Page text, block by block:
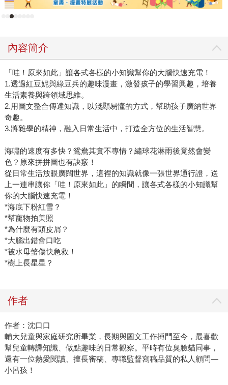
內容簡介
「哇！原來如此」讓各式各樣的小知識幫你的大腦快速充電！
1.透過紅豆妮與綠豆兵的趣味漫畫，激發孩子的學習興趣，培養
生活素養與跨領域思維。
2.用圖文整合傳達知識，以淺顯易懂的方式，幫助孩子廣納世界
奇趣。
3.將雜學的精神，融入日常生活中，打造全方位的生活智慧。
海嘯的速度有多快？鴛鴦其實不專情？繡球花淋雨後竟然會變
色？原來拼拼圖也有訣竅！
從日常生活放眼廣闊世界，這裡的知識就像一張世界通行證，送
上一連串讓你「哇！原來如此」的瞬間，讓各式各樣的小知識幫
你的大腦快速充電！
*海底下粉紅雪？
*幫寵物拍美照
*為什麼有頭皮屑？
*大腦出錯會口吃
*被水母螫傷快急救！
*樹上長星星？
作者
作者：沈口口
輔大兒童與家庭研究所畢業，長期與圖文工作搏鬥至今，最喜歡
幫兒童轉譯知識、做點趣味的日常觀察。平時有位臭臉貓同事，
還有一位熱愛閱讀、擅長審稿、專職監督寫稿品質的私人顧問—
小呂孩！